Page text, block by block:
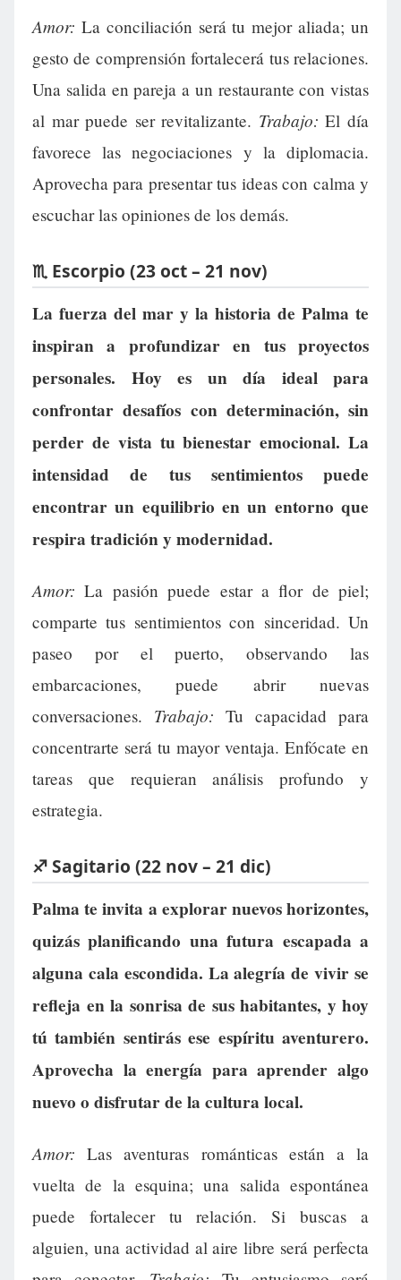
Amor: La conciliación será tu mejor aliada; un
gesto de comprensión fortalecerá tus relaciones.
Una salida en pareja a un restaurante con vistas
al mar puede ser revitalizante. Trabajo: El día
favorece las negociaciones y la diplomacia.
Aprovecha para presentar tus ideas con calma y
escuchar las opiniones de los demás.
♏ Escorpio (23 oct – 21 nov)
La fuerza del mar y la historia de Palma te
inspiran a profundizar en tus proyectos
personales. Hoy es un día ideal para
confrontar desafíos con determinación, sin
perder de vista tu bienestar emocional. La
intensidad de tus sentimientos puede
encontrar un equilibrio en un entorno que
respira tradición y modernidad.
Amor: La pasión puede estar a flor de piel;
comparte tus sentimientos con sinceridad. Un
paseo por el puerto, observando las
embarcaciones, puede abrir nuevas
conversaciones. Trabajo: Tu capacidad para
concentrarte será tu mayor ventaja. Enfócate en
tareas que requieran análisis profundo y
estrategia.
♐ Sagitario (22 nov – 21 dic)
Palma te invita a explorar nuevos horizontes,
quizás planificando una futura escapada a
alguna cala escondida. La alegría de vivir se
refleja en la sonrisa de sus habitantes, y hoy
tú también sentirás ese espíritu aventurero.
Aprovecha la energía para aprender algo
nuevo o disfrutar de la cultura local.
Amor: Las aventuras románticas están a la
vuelta de la esquina; una salida espontánea
puede fortalecer tu relación. Si buscas a
alguien, una actividad al aire libre será perfecta